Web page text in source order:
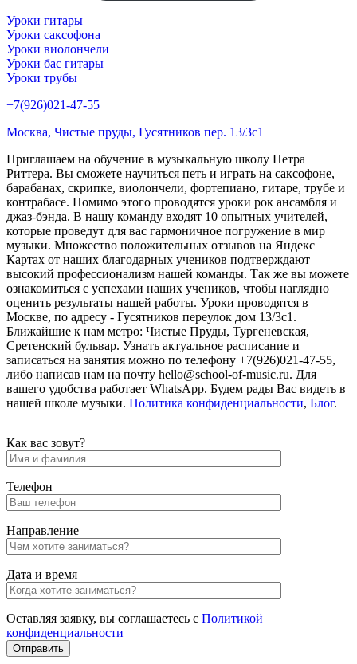
Уроки гитары
Уроки саксофона
Уроки виолончели
Уроки бас гитары
Уроки трубы
+7(926)021-47-55
Москва, Чистые пруды, Гусятников пер. 13/3c1
Приглашаем на обучение в музыкальную школу Петра
Риттера. Вы сможете научиться петь и играть на саксофоне,
барабанах, скрипке, виолончели, фортепиано, гитаре, трубе и
контрабасе. Помимо этого проводятся уроки рок ансамбля и
джаз-бэнда. В нашу команду входят 10 опытных учителей,
которые проведут для вас гармоничное погружение в мир
музыки. Множество положительных отзывов на Яндекс
Картах от наших благодарных учеников подтверждают
высокий профессионализм нашей команды. Так же вы можете
ознакомиться с успехами наших учеников, чтобы наглядно
оценить результаты нашей работы. Уроки проводятся в
Москве, по адресу - Гусятников переулок дом 13/3с1.
Ближайшие к нам метро: Чистые Пруды, Тургеневская,
Сретенский бульвар. Узнать актуальное расписание и
записаться на занятия можно по телефону +7(926)021-47-55,
либо написав нам на почту hello@school-of-music.ru. Для
вашего удобства работает WhatsApp. Будем рады Вас видеть в
нашей школе музыки. Политика конфиденциальности, Блог.
Как вас зовут?
Телефон
Направление
Дата и время
Оставляя заявку, вы соглашаетесь с Политикой
конфиденциальности